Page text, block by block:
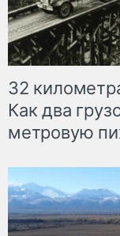
32
Как два
метровую